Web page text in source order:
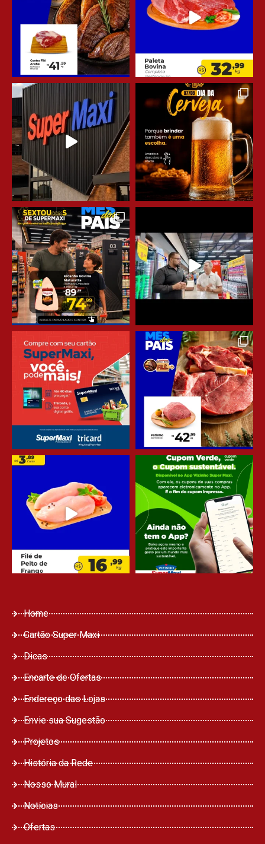
Home
Cartão Super Maxi
Dicas
Encarte de Ofertas
Endereço das Lojas
Envie sua Sugestão
Projetos
História da Rede
Nosso Mural
Notícias
Ofertas